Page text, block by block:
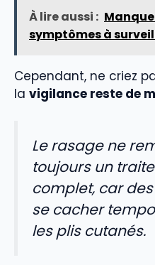
À lire aussi :
symptômes à
Cependant, ne criez
la vigilance reste de
Le rasage ne
toujours un
complet, car
se cacher
les plis cutanés.